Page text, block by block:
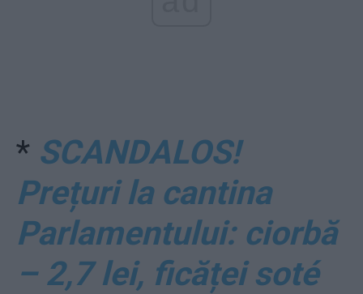
* SCANDALOS!
Prețuri la cantina
Parlamentului: ciorbă
– 2,7 lei, ficăței soté